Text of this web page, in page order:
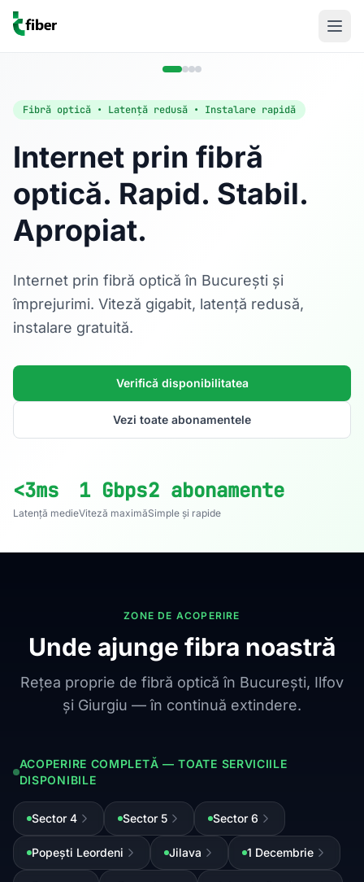
Fibră optică • Latență redusă • Instalare rapidă
Internet prin fibră
optică. Rapid. Stabil.
Apropiat.
Internet prin fibră optică în București și
împrejurimi. Viteză gigabit, latență redusă,
instalare gratuită.
Verifică disponibilitatea
Vezi toate abonamentele
<3ms
Latență medie
1 Gbps
Viteză maximă
2 abonamente
Simple și rapide
Acasă
Internet Rezidențial
Fibră optică până la 1 Gbps, direct în casa ta.
ZONE DE ACOPERIRE
Unde ajunge fibra noastră
Rețea proprie de fibră optică în București, Ilfov
și Giurgiu — în continuă extindere.
ACOPERIRE COMPLETĂ — TOATE SERVICIILE
DISPONIBILE
Sector 4 Sector 5 Sector 6
Popești Leordeni Jilava 1 Decembrie